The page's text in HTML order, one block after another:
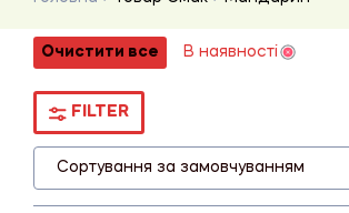
Очистити все В наявності
FILTER